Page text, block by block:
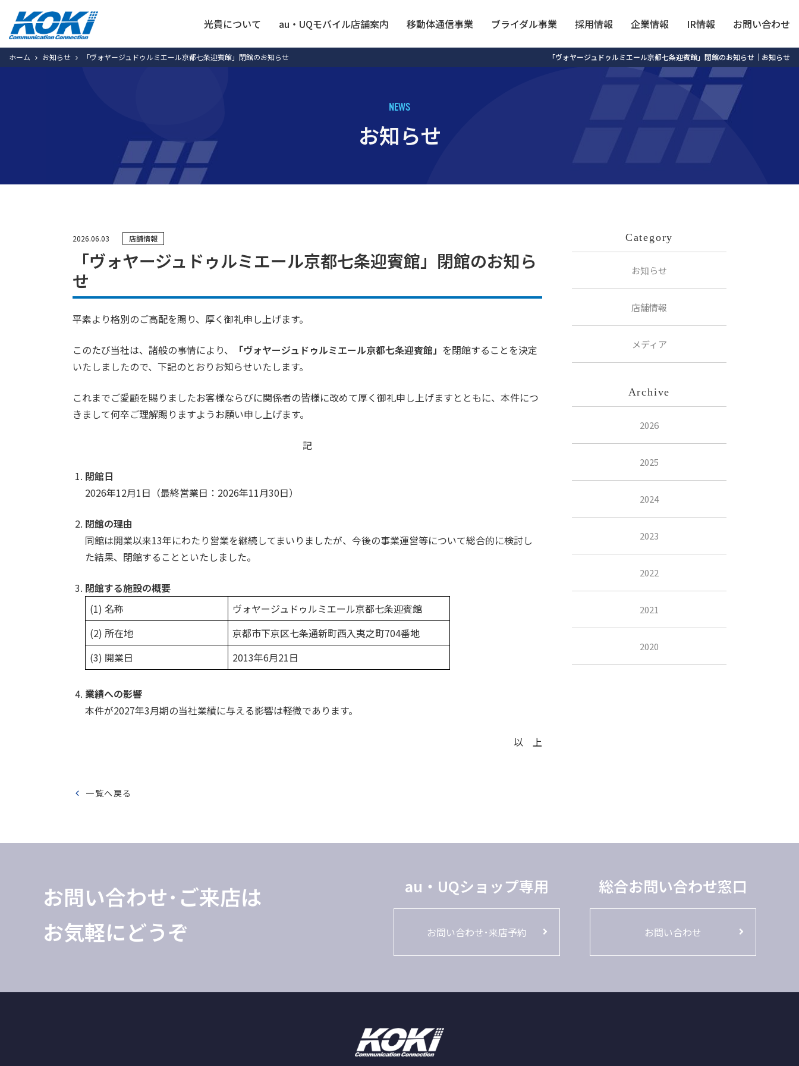
光貴について au・UQモバイル店舗案内 移動体通信事業 ブライダル事業 採用情報 企業情報 IR情報 お問い合わせ
「ヴォヤージュドゥルミエール京都七条迎賓館」閉館のお知らせ｜お知らせ
N EWS
お知らせ
ホーム お知らせ 「ヴォヤージュドゥルミエール京都七条迎賓館」閉館のお知らせ
2026.06.03 店舗情報
「ヴォヤージュドゥルミエール京都七条迎賓館」閉館のお知ら
せ
平素より格別のご高配を賜り、厚く御礼申し上げます。
このたび当社は、諸般の事情により、 「ヴォヤージュドゥルミエール京都七条迎賓館」 を閉館することを決定
いたしましたので、下記のとおりお知らせいたします。
これまでご愛顧を賜りましたお客様ならびに関係者の皆様に改めて厚く御礼申し上げますとともに、本件につ
きまして何卒ご理解賜りますようお願い申し上げます。
記
閉館日
2026年12月1日（最終営業日：2026年11月30日）
閉館の理由
同館は開業以来13年にわたり営業を継続してまいりましたが、今後の事業運営等について総合的に検討し
た結果、閉館することといたしました。
閉館する施設の概要
(1) 名称
ヴォヤージュドゥルミエール京都七条迎賓館
(2) 所在地
京都市下京区七条通新町西入夷之町704番地
(3) 開業日
2013年6月21日
業績への影響
本件が2027年3月期の当社業績に与える影響は軽微であります。
以 上
一覧へ戻る
Category
お知らせ
店舗情報
メディア
Archive
2026
2025
2024
2023
2022
2021
2020
お問い合わせ･ご来店は
お気軽にどうぞ
au・UQショップ専用
お問い合わせ･来店予約
総合お問い合わせ窓口
お問い合わせ